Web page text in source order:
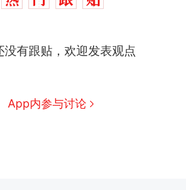
没有跟贴，欢迎发表观点
App内参与讨论